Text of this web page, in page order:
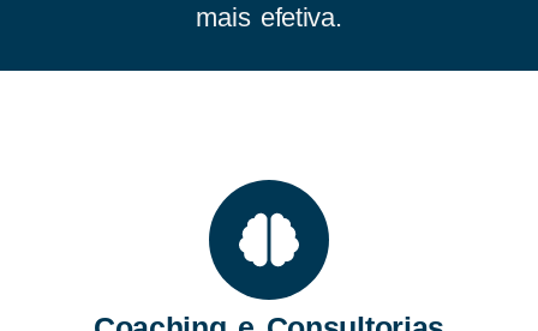
mais efetiva.